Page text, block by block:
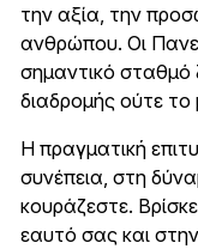
την αξία, την
ανθρώπου. Οι
σημαντικό
διαδρομής ούτε το
Η πραγματική
συνέπεια, στη
κουράζεστε.
εαυτό σας και